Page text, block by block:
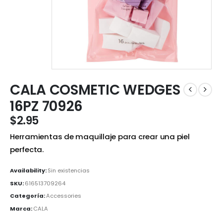
CALA COSMETIC WEDGES
16PZ 70926
$2.95
Herramientas de maquillaje para crear una piel
perfecta.
Availability:Sin existencias
SKU:616513709264
Categoría:Accessories
Marca:CALA